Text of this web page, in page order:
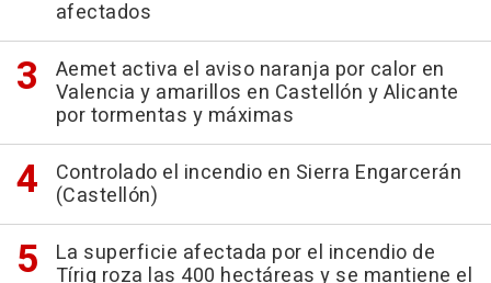
afectados
Aemet activa el aviso naranja por calor en
Valencia y amarillos en Castellón y Alicante
por tormentas y máximas
Controlado el incendio en Sierra Engarcerán
(Castellón)
La superficie afectada por el incendio de
Tírig roza las 400 hectáreas y se mantiene el